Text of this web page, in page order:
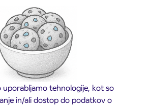
uporabljamo tehnologije, kot so
in/ali dostop do podatkov o
zapori ceste